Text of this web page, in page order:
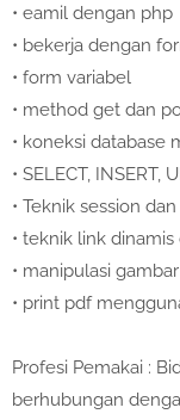
• eamil dengan php
• bekerja dengan
• form variabel
• method get dan
• koneksi database
• SELECT, INSERT,
• Teknik session
• teknik link
• manipulasi gambar
• print pdf
Profesi Pemakai :
berhubungan